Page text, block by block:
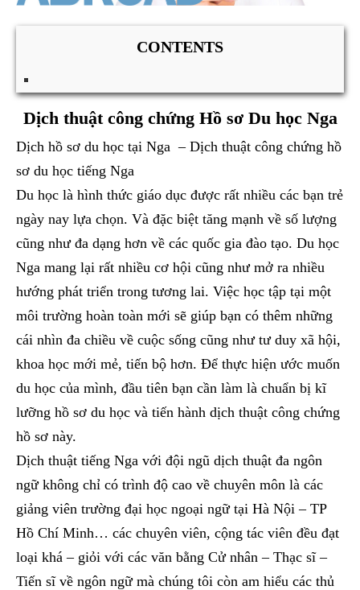
CONTENTS
Dịch thuật công chứng Hồ sơ Du học Nga
Dịch hồ sơ du học tại Nga – Dịch thuật công chứng hồ
sơ du học tiếng Nga
Du học là hình thức giáo dục được rất nhiều các bạn trẻ
ngày nay lựa chọn. Và đặc biệt tăng mạnh về số lượng
cũng như đa dạng hơn về các quốc gia đào tạo. Du học
Nga mang lại rất nhiều cơ hội cũng như mở ra nhiều
hướng phát triển trong tương lai. Việc học tập tại một
môi trường hoàn toàn mới sẽ giúp bạn có thêm những
cái nhìn đa chiều về cuộc sống cũng như tư duy xã hội,
khoa học mới mẻ, tiến bộ hơn. Để thực hiện ước muốn
du học của mình, đầu tiên bạn cần làm là chuẩn bị kĩ
lưỡng hồ sơ du học và tiến hành dịch thuật công chứng
hồ sơ này.
Dịch thuật tiếng Nga với đội ngũ dịch thuật đa ngôn
ngữ không chỉ có trình độ cao về chuyên môn là các
giảng viên trường đại học ngoại ngữ tại Hà Nội – TP
Hồ Chí Minh… các chuyên viên, cộng tác viên đều đạt
loại khá – giỏi với các văn bằng Cử nhân – Thạc sĩ –
Tiến sĩ về ngôn ngữ mà chúng tôi còn am hiểu các thủ